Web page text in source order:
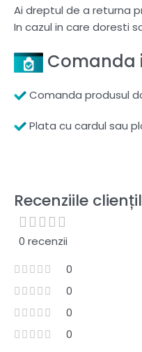
Ai dreptul de a returna
In cazul in care doresti
Comanda
Comanda produsul
Plata cu cardul sau
Recenziile
0 recenzii
0
0
0
0